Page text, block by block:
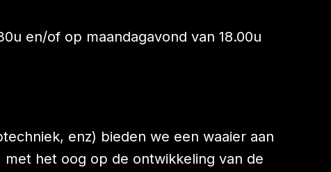
en/of op maandagavond van 18.00u
enz) bieden we een waaier aan
het oog op de ontwikkeling van de